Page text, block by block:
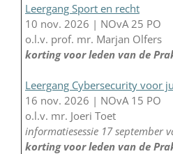
Leergang Sport en recht
10 nov. 2026 | NOvA 25 PO
o.l.v. prof. mr. Marjan Olfers
korting voor leden van de
Leergang Cybersecurity voor
16 nov. 2026 | NOvA 15 PO
o.l.v. mr. Joeri Toet
informatiesessie 17 september
korting voor leden van de